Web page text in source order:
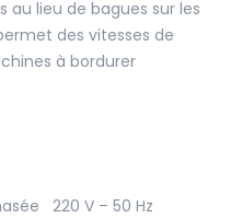
au lieu de bagues sur les
des vitesses de
à bordurer
220 V – 50 Hz